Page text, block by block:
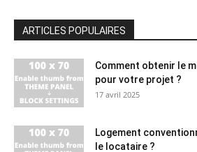
ARTICLES POPULAIRES
Comment obtenir le
pour votre projet ?
17 avril 2025
Logement
le locataire ?